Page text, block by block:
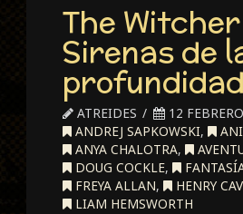
The Witcher
Sirenas de
ATREIDES
12
ANDREJ SAPKOWSKI,
ANYA CHALOTRA,
DOUG COCKLE,
FREYA ALLAN, HENRY
LIAM HEMSWORTH